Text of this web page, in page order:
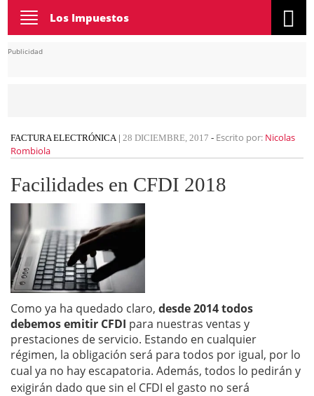
Toggle
navigation
Los Impuestos
Publicidad
FACTURA ELECTRÓNICA| 28 DICIEMBRE, 2017 - Escrito por: Nicolas
Rombiola
Facilidades en CFDI 2018
Como ya ha quedado claro, desde 2014 todos
debemos emitir CFDI para nuestras ventas y
prestaciones de servicio. Estando en cualquier
régimen, la obligación será para todos por igual, por lo
cual ya no hay escapatoria. Además, todos lo pedirán y
exigirán dado que sin el CFDI el gasto no será